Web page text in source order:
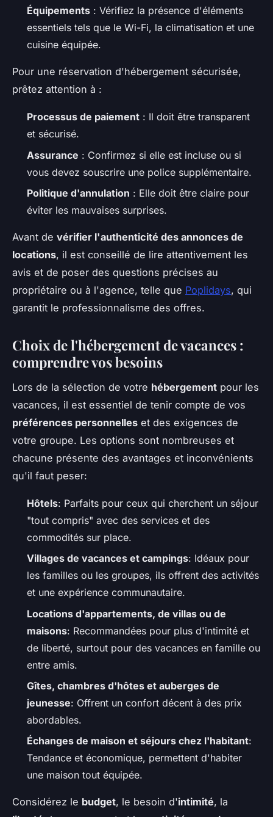
Équipements : Vérifiez la présence d'éléments
essentiels tels que le Wi-Fi, la climatisation et une
cuisine équipée.
Pour une réservation d'hébergement sécurisée,
prêtez attention à :
Processus de paiement : Il doit être transparent
et sécurisé.
Assurance : Confirmez si elle est incluse ou si
vous devez souscrire une police supplémentaire.
Politique d'annulation : Elle doit être claire pour
éviter les mauvaises surprises.
Avant de vérifier l'authenticité des annonces de
locations, il est conseillé de lire attentivement les
avis et de poser des questions précises au
propriétaire ou à l'agence, telle que Poplidays, qui
garantit le professionnalisme des offres.
Choix de l'hébergement de vacances :
comprendre vos besoins
Lors de la sélection de votre hébergement pour les
vacances, il est essentiel de tenir compte de vos
préférences personnelles et des exigences de
votre groupe. Les options sont nombreuses et
chacune présente des avantages et inconvénients
qu'il faut peser:
Hôtels: Parfaits pour ceux qui cherchent un séjour
"tout compris" avec des services et des
commodités sur place.
Villages de vacances et campings: Idéaux pour
les familles ou les groupes, ils offrent des activités
et une expérience communautaire.
Locations d'appartements, de villas ou de
maisons: Recommandées pour plus d'intimité et
de liberté, surtout pour des vacances en famille ou
entre amis.
Gîtes, chambres d'hôtes et auberges de
jeunesse: Offrent un confort décent à des prix
abordables.
Échanges de maison et séjours chez l'habitant:
Tendance et économique, permettent d'habiter
une maison tout équipée.
Considérez le budget, le besoin d'intimité, la